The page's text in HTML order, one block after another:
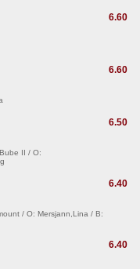
6.60
6.60
6.50
II / O:
6.40
/ O: Mersjann,Lina / B:
6.40